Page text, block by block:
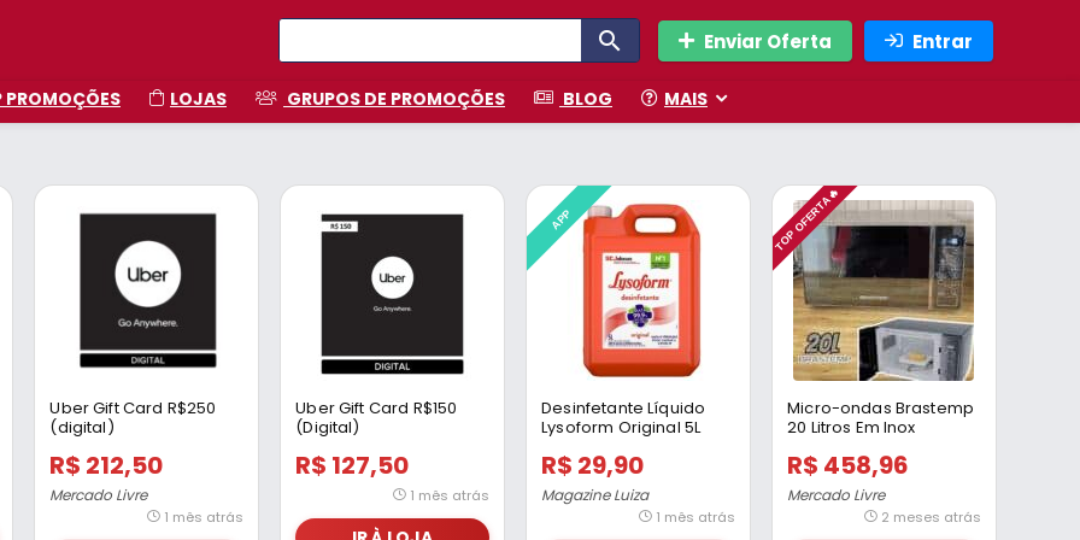
Enviar Oferta Entrar
PROMOÇÕES LOJAS GRUPOS DE PROMOÇÕES BLOG MAIS
Uber Gift Card R$250
(digital)
R$ 212,50
Mercado Livre
1 mês atrás
Uber Gift Card R$150
(Digital)
R$ 127,50
1 mês atrás
APP
Desinfetante Líquido
Lysoform Original 5L
R$ 29,90
Magazine Luiza
1 mês atrás
TOP OFERTA🔥
Micro-ondas Brastemp
20 Litros Em Inox
R$ 458,96
Mercado Livre
2 meses atrás